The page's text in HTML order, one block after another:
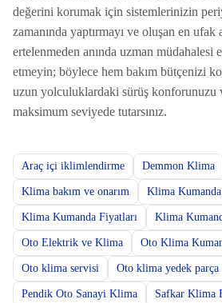
değerini korumak için sistemlerinizin
zamanında yaptırmayı ve oluşan en ufak
ertelenmeden anında uzman müdahalesi
etmeyin; böylece hem bakım bütçenizi
uzun yolculuklardaki sürüş konforunuzu
maksimum seviyede tutarsınız.
Araç içi iklimlendirme Demmon Klima
Klima bakım ve onarım Klima Kumanda
Klima Kumanda Fiyatları Klima
Oto Elektrik ve Klima Oto Klima
Oto klima servisi Oto klima yedek parça
Pendik Oto Sanayi Klima Safkar Klima